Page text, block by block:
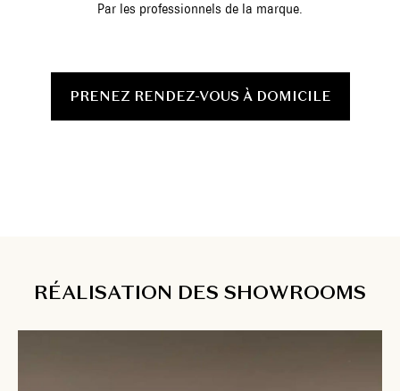
Par les professionnels de la marque.
PRENEZ RENDEZ-VOUS À DOMICILE
RÉALISATION DES SHOWROOMS